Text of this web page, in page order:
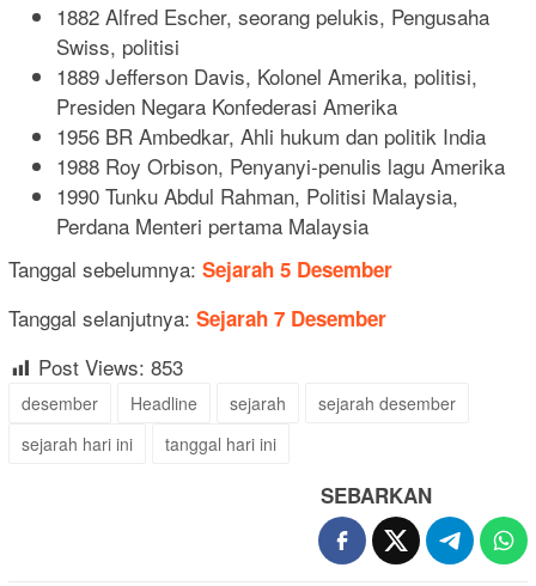
1882 Alfred Escher, seorang pelukis, Pengusaha
Swiss, politisi
1889 Jefferson Davis, Kolonel Amerika, politisi,
Presiden Negara Konfederasi Amerika
1956 BR Ambedkar, Ahli hukum dan politik India
1988 Roy Orbison, Penyanyi-penulis lagu Amerika
1990 Tunku Abdul Rahman, Politisi Malaysia,
Perdana Menteri pertama Malaysia
Tanggal sebelumnya: Sejarah 5 Desember
Tanggal selanjutnya: Sejarah 7 Desember
Post Views: 853
desember Headline sejarah
sejarah desember
sejarah hari ini
tanggal hari ini
SEBARKAN